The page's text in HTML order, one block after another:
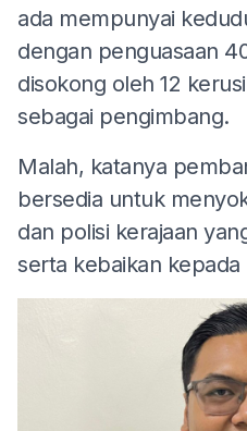
ada mempunyai
dengan penguasaan
disokong oleh 12
sebagai pengimbang.
Malah, katanya
bersedia untuk
dan polisi kerajaan
serta kebaikan kepada